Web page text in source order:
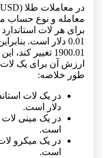
معامله و نوع حساب
1900.01 تغییر
طور خلاصه:
دلار است.
است.
است.